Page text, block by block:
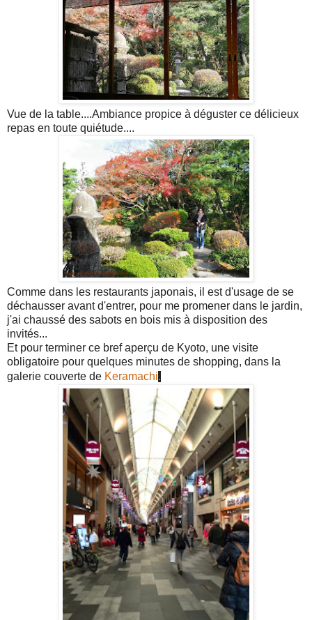
Vue de la table....Ambiance propice à déguster ce délicieux
repas en toute quiétude....
Comme dans les restaurants japonais, il est d'usage de se
déchausser avant d'entrer, pour me promener dans le jardin,
j'ai chaussé des sabots en bois mis à disposition des
invités...
Et pour terminer ce bref aperçu de Kyoto, une visite
obligatoire pour quelques minutes de shopping, dans la
galerie couverte de Keramachi